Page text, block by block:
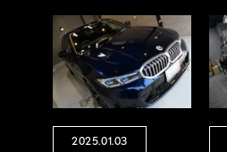
2025.01.03